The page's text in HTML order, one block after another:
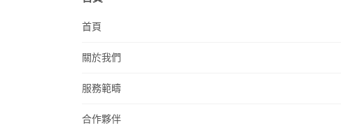
首頁
關於我們
服務範疇
合作夥伴